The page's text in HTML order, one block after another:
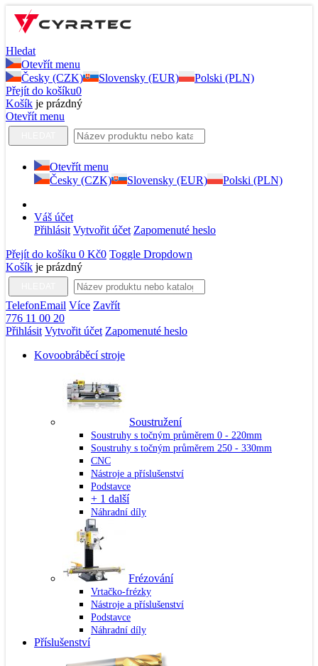
Hledat
Otevřít menu
Česky (CZK)
Slovensky (EUR)
Polski (PLN)
Přejít do košíku0
Košík je prázdný
Otevřít menu
Otevřít menu
Česky (CZK)
Slovensky (EUR) Polski (PLN)
Váš účet
Přihlásit Vytvořit účet Zapomenuté heslo
Přejít do košíku 0 Kč0 Toggle Dropdown
Košík je prázdný
TelefonEmail Více Zavřít
776 11 00 20
Přihlásit Vytvořit účet Zapomenuté heslo
Kovoobráběcí stroje
Soustružení
Soustruhy s točným průměrem 0 - 220mm
Soustruhy s točným průměrem 250 - 330mm
CNC
Nástroje a příslušenství
Podstavce
+ 1 další
Náhradní díly
Frézování
Vrtačko-frézky
Nástroje a příslušenství
Podstavce
Náhradní díly
Příslušenství